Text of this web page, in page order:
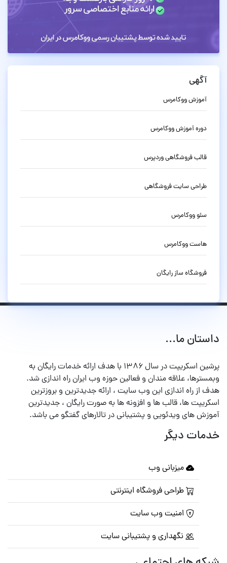
آگهی
آموزش ووکامرس
دوره آموزش ووکامرس
قالب فروشگاهی وردپرس
طراحی سایت فروشگاهی
سئو ووکامرس
هاست ووکامرس
فروشگاه ساز رایگان
داستان ما...
پرشین اسکریپت در سال ۱۳۸۶ با هدف ارائه خدمات رایگان به
وبمسترها، علاقه مندان و فعالین حوزه وب ایران راه اندازی شد.
هدف از راه اندازی این وب سایت ، ارائه جدیدترین و بروزترین
اسکریپت ها، قالب ها و افزونه ها به صورت رایگان ، جدیدترین
آموزش های ویدئویی و پشتیبانی در تالارهای گفتگو می باشد.
خدمات دیگر
میزبانی وب
طراحی فروشگاه اینترنتی
امنیت وب سایت
نگهداری و پشتیبانی سایت